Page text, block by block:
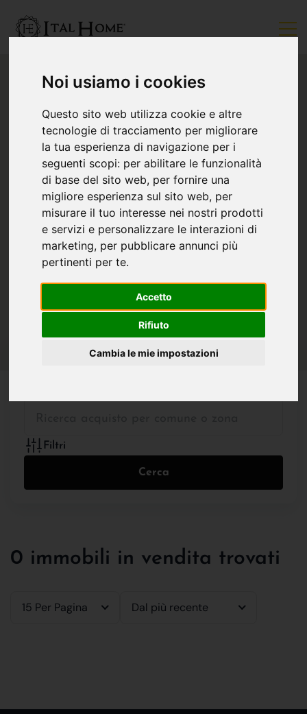
Noi usiamo i cookies
Questo sito web utilizza cookie e altre
tecnologie di tracciamento per migliorare
la tua esperienza di navigazione per i
seguenti scopi: per abilitare le funzionalità
di base del sito web, per fornire una
migliore esperienza sul sito web, per
misurare il tuo interesse nei nostri prodotti
e servizi e personalizzare le interazioni di
marketing, per pubblicare annunci più
pertinenti per te.
Accetto
Rifiuto
Cambia le mie impostazioni
Filtri
Cerca
0 immobili in vendita trovati
15 Per Pagina Dal più recente